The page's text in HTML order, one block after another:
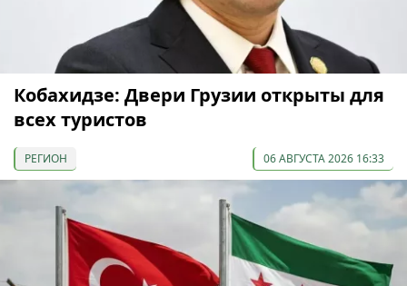
Кобахидзе: Двери Грузии открыты для
всех туристов
РЕГИОН 06 АВГУСТА 2026 16:33